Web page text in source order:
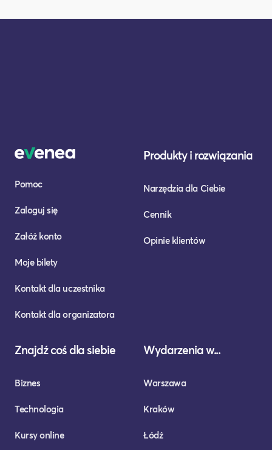
Pomoc
Zaloguj się
Załóż konto
Moje bilety
Kontakt dla uczestnika
Kontakt dla organizatora
Produkty i rozwiązania
Narzędzia dla Ciebie
Cennik
Opinie klientów
Znajdź coś dla siebie
Biznes
Technologia
Kursy online
Wydarzenia w...
Warszawa
Kraków
Łódź